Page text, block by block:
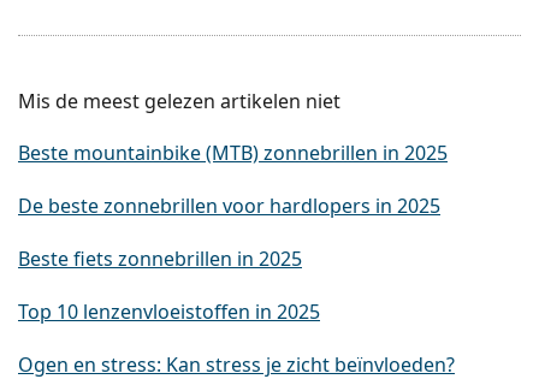
Mis de meest gelezen artikelen niet
Beste mountainbike (MTB) zonnebrillen in 2025
De beste zonnebrillen voor hardlopers in 2025
Beste fiets zonnebrillen in 2025
Top 10 lenzenvloeistoffen in 2025
Ogen en stress: Kan stress je zicht beïnvloeden?